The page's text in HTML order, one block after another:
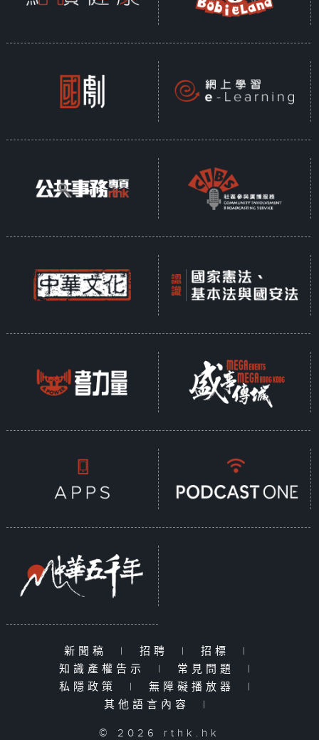
新聞稿 | 招聘 | 招標
|
知識產權告示
| 常見問題
|
私隱政策
| 無障礙播放器
|
其他語言內容
|
© 2026 rthk.hk